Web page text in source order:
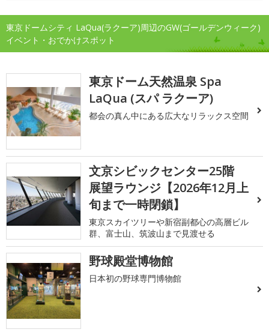
東京ドームシティ LaQua(ラクーア)周辺のGW(ゴールデンウィーク)
イベント・おでかけスポット
東京ドーム天然温泉 Spa
LaQua (スパ ラクーア)
都会の真ん中にある広大なリラックス空間
文京シビックセンター25階
展望ラウンジ【2026年12月上
旬まで一時閉鎖】
東京スカイツリーや新宿副都心の高層ビル
群、富士山、筑波山まで見渡せる
野球殿堂博物館
日本初の野球専門博物館